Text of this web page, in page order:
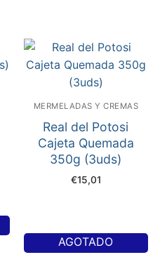
MERMELADAS Y CREMAS
Real del Potosi
Cajeta Quemada
350g (3uds)
€15,01
AGOTADO